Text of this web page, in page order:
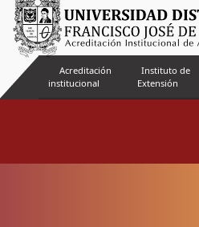
Acreditación
institucional
Instituto de
Extensión